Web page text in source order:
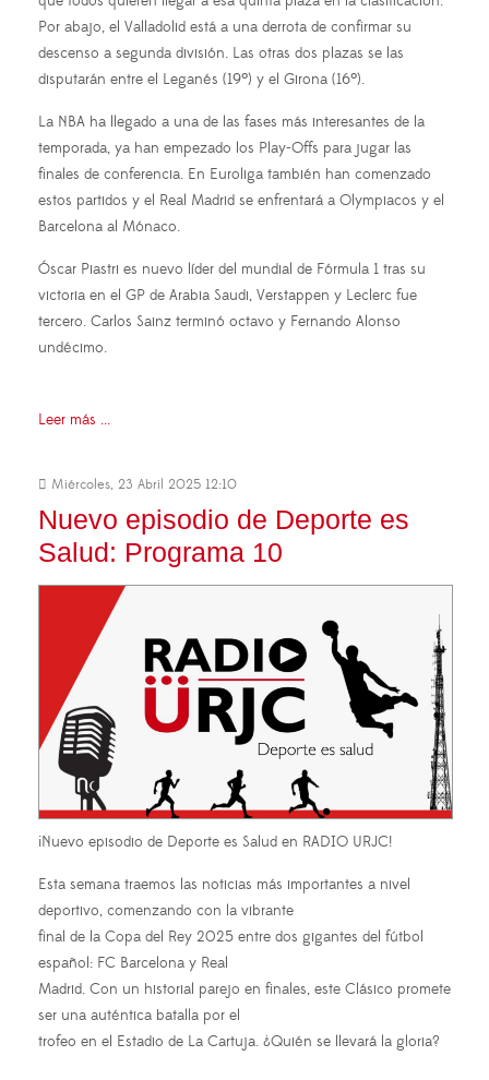
Por abajo, el Valladolid está a una derrota de confirmar su
descenso a segunda división. Las otras dos plazas se las
disputarán entre el Leganés (19º) y el Girona (16º).
La NBA ha llegado a una de las fases más interesantes de la
temporada, ya han empezado los Play-Offs para jugar las
finales de conferencia. En Euroliga también han comenzado
estos partidos y el Real Madrid se enfrentará a Olympiacos y el
Barcelona al Mónaco.
Óscar Piastri es nuevo líder del mundial de Fórmula 1 tras su
victoria en el GP de Arabia Saudi, Verstappen y Leclerc fue
tercero. Carlos Sainz terminó octavo y Fernando Alonso
undécimo.
Leer más ...
Miércoles, 23 Abril 2025 12:10
Nuevo episodio de Deporte es
Salud: Programa 10
¡Nuevo episodio de Deporte es Salud en RADIO URJC!
Esta semana traemos las noticias más importantes a nivel
deportivo, comenzando con la vibrante
final de la Copa del Rey 2025 entre dos gigantes del fútbol
español: FC Barcelona y Real
Madrid. Con un historial parejo en finales, este Clásico promete
ser una auténtica batalla por el
trofeo en el Estadio de La Cartuja. ¿Quién se llevará la gloria?